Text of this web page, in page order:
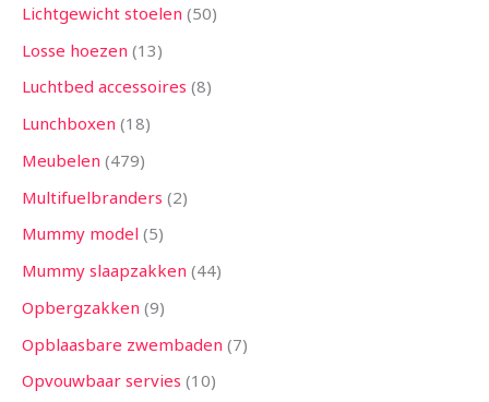
Lichtgewicht stoelen 50
Losse hoezen 13
Luchtbed accessoires 8
Lunchboxen 18
Meubelen 479
Multifuelbranders 2
Mummy model 5
Mummy slaapzakken 44
Opbergzakken 9
Opblaasbare zwembaden 7
Opvouwbaar servies 10